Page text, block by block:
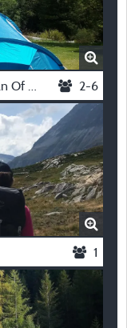
Basisprijs Natuurplaats (1 Tent, Caravan Of Camper / 1 Auto) 2-6
1